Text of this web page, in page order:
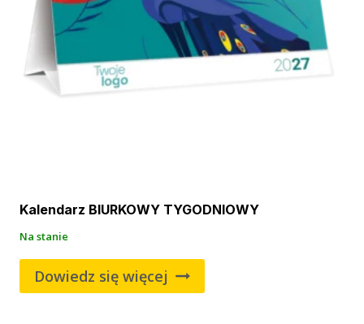
Kalendarz BIURKOWY TYGODNIOWY
Na stanie
Dowiedz się więcej